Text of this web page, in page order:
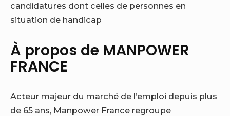
candidatures dont celles de personnes en
situation de handicap
À propos de MANPOWER
FRANCE
Acteur majeur du marché de l’emploi depuis plus
de 65 ans, Manpower France regroupe